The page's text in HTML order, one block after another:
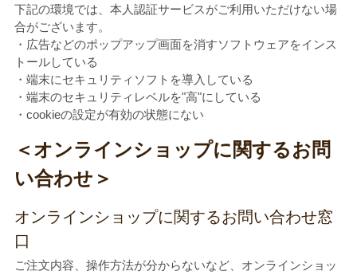
下記の環境では、本人認証サービスがご利用いただけない場
合がございます。
・広告などのポップアップ画面を消すソフトウェアをインス
トールしている
・端末にセキュリティソフトを導入している
・端末のセキュリティレベルを"高"にしている
・cookieの設定が有効の状態にない
＜オンラインショップに関するお問
い合わせ＞
オンラインショップに関するお問い合わせ窓
口
ご注文内容、操作方法が分からないなど、オンラインショッ